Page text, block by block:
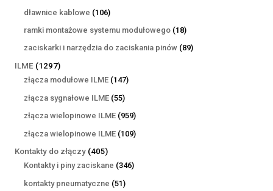
dławnice kablowe 106106
produktów
ramki montażowe systemu modułowego 1818
produktów
zaciskarki i narzędzia do zaciskania pinów 8989
ILME 12971297
produktów
złącza modułowe ILME 147147
złącza sygnałowe ILME 5555
produktów
złącza wielopinowe ILME 959959
produktów
złącza wielopinowe ILME 109109
Kontakty do złączy 405405
produktów
Kontakty i piny zaciskane 346346
kontakty pneumatyczne 5151